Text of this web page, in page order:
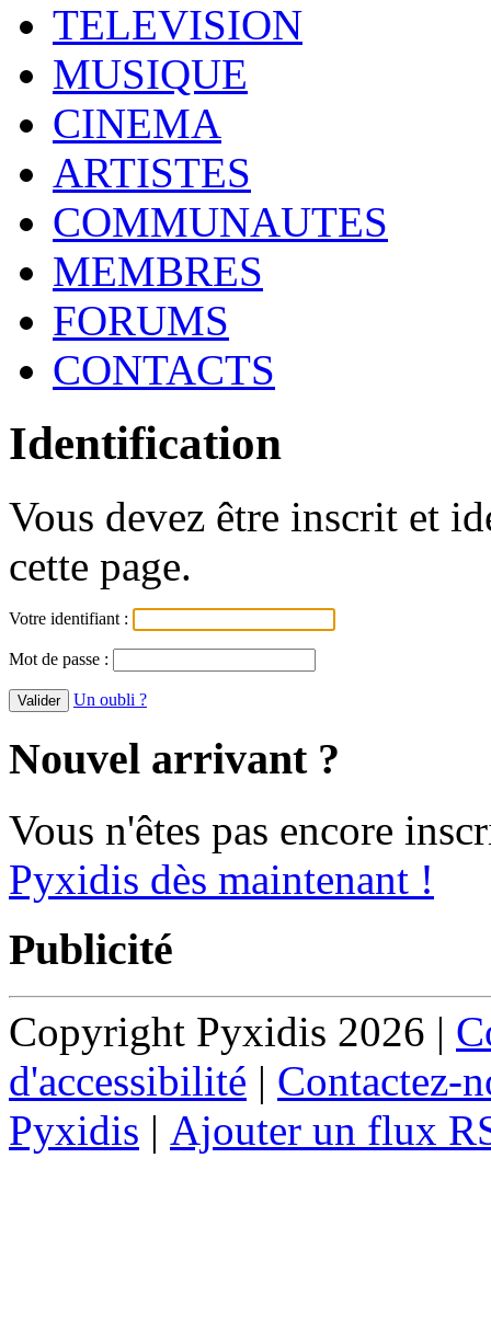
TELEVISION
MUSIQUE
CINEMA
ARTISTES
COMMUNAUTES
MEMBRES
FORUMS
CONTACTS
Identification
Vous devez être inscrit et
cette page.
Votre identifiant :
Mot de passe :
Un oubli ?
Nouvel arrivant ?
Vous n'êtes pas encore
Pyxidis dès maintenant !
Publicité
Copyright Pyxidis 2026 |
d'accessibilité | Contactez-
Pyxidis | Ajouter un flux